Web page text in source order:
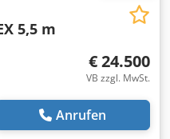
5,5 m
€ 24.500
VB zzgl. MwSt.
Anrufen